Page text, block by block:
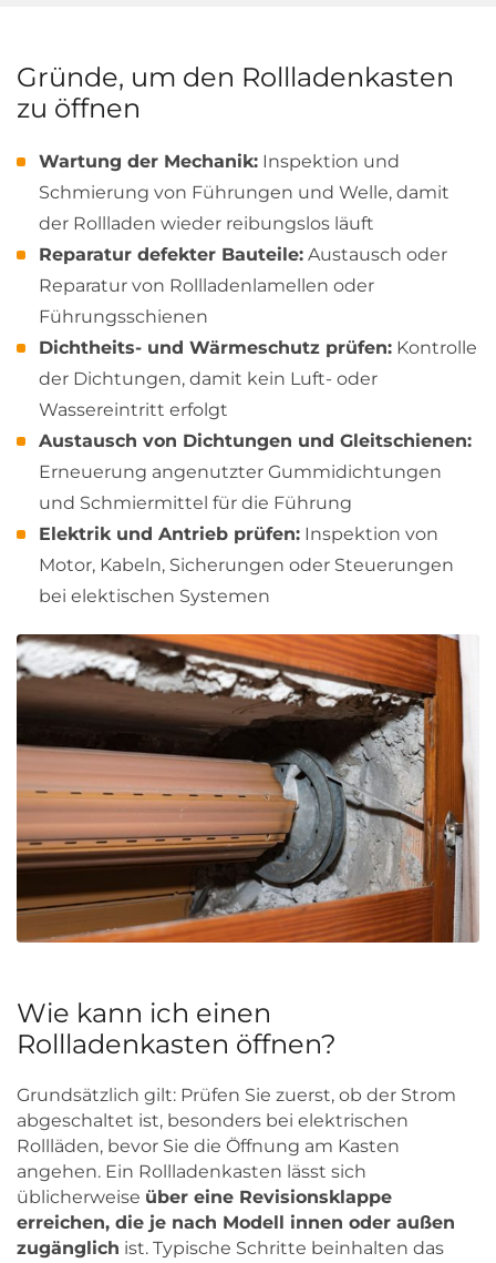
Gründe, um den Rollladenkasten
zu öffnen
Wartung der Mechanik: Inspektion und
Schmierung von Führungen und Welle, damit
der Rollladen wieder reibungslos läuft
Reparatur defekter Bauteile: Austausch oder
Reparatur von Rollladenlamellen oder
Führungsschienen
Dichtheits- und Wärmeschutz prüfen: Kontrolle
der Dichtungen, damit kein Luft- oder
Wassereintritt erfolgt
Austausch von Dichtungen und Gleitschienen:
Erneuerung angenutzter Gummidichtungen
und Schmiermittel für die Führung
Elektrik und Antrieb prüfen: Inspektion von
Motor, Kabeln, Sicherungen oder Steuerungen
bei elektischen Systemen
Wie kann ich einen
Rollladenkasten öffnen?
Grundsätzlich gilt: Prüfen Sie zuerst, ob der Strom
abgeschaltet ist, besonders bei elektrischen
Rollläden, bevor Sie die Öffnung am Kasten
angehen. Ein Rollladenkasten lässt sich
üblicherweise über eine Revisionsklappe
erreichen, die je nach Modell innen oder außen
zugänglich ist. Typische Schritte beinhalten das